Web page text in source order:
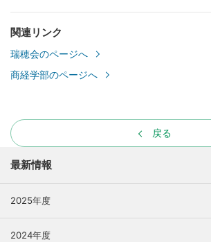
関連リンク
瑞穂会のページへ
商経学部のページへ
戻る
最新情報
2025年度
2024年度